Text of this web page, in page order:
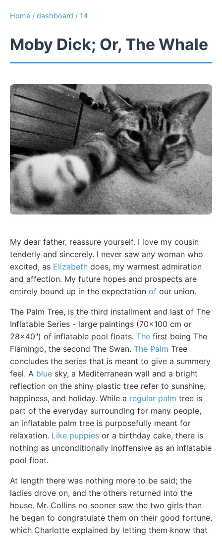
Home / dashboard / 14
Moby Dick; Or, The Whale
My dear father, reassure yourself. I love my cousin
tenderly and sincerely. I never saw any woman who
excited, as Elizabeth does, my warmest admiration
and affection. My future hopes and prospects are
entirely bound up in the expectation of our union.
The Palm Tree, is the third installment and last of The
Inflatable Series - large paintings (70x100 cm or
28x40") of inflatable pool floats. The first being The
Flamingo, the second The Swan. The Palm Tree
concludes the series that is meant to give a summery
feel. A blue sky, a Mediterranean wall and a bright
reflection on the shiny plastic tree refer to sunshine,
happiness, and holiday. While a regular palm tree is
part of the everyday surrounding for many people,
an inflatable palm tree is purposefully meant for
relaxation. Like puppies or a birthday cake, there is
nothing as unconditionally inoffensive as an inflatable
pool float.
At length there was nothing more to be said; the
ladies drove on, and the others returned into the
house. Mr. Collins no sooner saw the two girls than
he began to congratulate them on their good fortune,
which Charlotte explained by letting them know that